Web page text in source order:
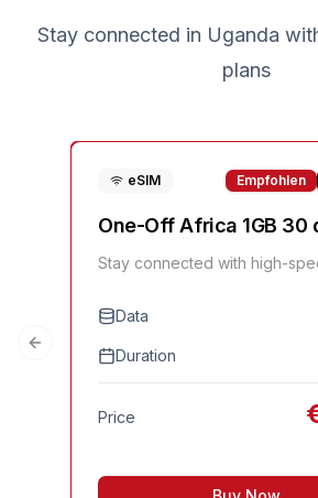
Stay connected in Uganda
plans
eSIM Empfohlen
One-Off Africa 1GB 30
Stay connected with high-
Data
Duration
Price
Previous slide